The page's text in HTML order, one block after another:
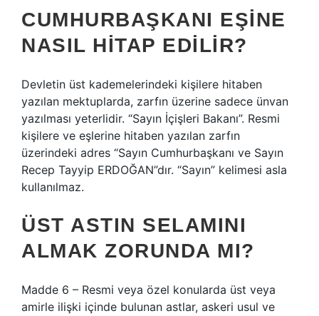
CUMHURBAŞKANI EŞINE
NASIL HITAP EDILIR?
Devletin üst kademelerindeki kişilere hitaben
yazılan mektuplarda, zarfın üzerine sadece ünvan
yazılması yeterlidir. “Sayın İçişleri Bakanı”. Resmi
kişilere ve eşlerine hitaben yazılan zarfın
üzerindeki adres “Sayın Cumhurbaşkanı ve Sayın
Recep Tayyip ERDOĞAN”dır. “Sayın” kelimesi asla
kullanılmaz.
ÜST ASTIN SELAMINI
ALMAK ZORUNDA MI?
Madde 6 – Resmi veya özel konularda üst veya
amirle ilişki içinde bulunan astlar, askeri usul ve